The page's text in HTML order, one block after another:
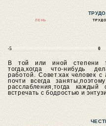
ЛЕНЬ
-5 0
В той или иной степени
тогда,когда что-нибудь
работой.Совет:как человек
почти всегда
расслабления,тогда
встречать с бодростью и